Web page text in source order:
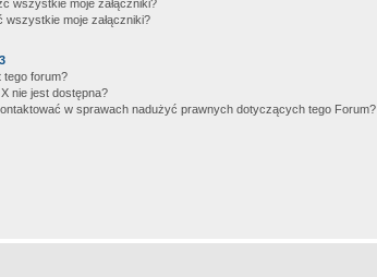
wszystkie moje załączniki?
wszystkie moje załączniki?
tego forum?
nie jest dostępna?
w sprawach nadużyć prawnych dotyczących tego Forum?